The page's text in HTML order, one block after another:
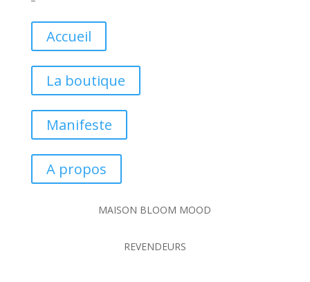
Accueil
La boutique
Manifeste
A propos
MAISON BLOOM MOOD
REVENDEURS